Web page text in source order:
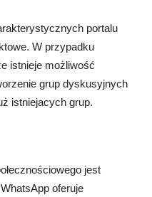
portalu
W przypadku
istnieje możliwość
grup dyskusyjnych
istniejacych grup.
jest
oferuje